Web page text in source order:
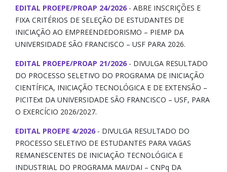
PIBIC/CNPq
Portarias e Resoluções
Premiações
Relatório Parcial/Final
EDITAL PROEPE/PROAP 24/2026 - ABRE INSCRIÇÕES E
FIXA CRITÉRIOS DE SELEÇÃO DE ESTUDANTES DE
INICIAÇÃO AO EMPREENDEDORISMO – PIEMP DA
UNIVERSIDADE SÃO FRANCISCO – USF PARA 2026.
EDITAL PROEPE/PROAP 21/2026 - DIVULGA RESULTADO
DO PROCESSO SELETIVO DO PROGRAMA DE INICIAÇÃO
CIENTÍFICA, INICIAÇÃO TECNOLÓGICA E DE EXTENSÃO –
PICITExt DA UNIVERSIDADE SÃO FRANCISCO – USF, PARA
O EXERCÍCIO 2026/2027.
EDITAL PROEPE 4/2026 - DIVULGA RESULTADO DO
PROCESSO SELETIVO DE ESTUDANTES PARA VAGAS
REMANESCENTES DE INICIAÇÃO TECNOLÓGICA E
INDUSTRIAL DO PROGRAMA MAI/DAI – CNPq DA